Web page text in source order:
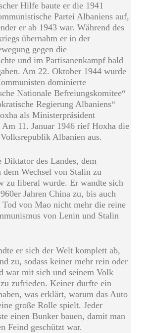
Hilfe baute er die 1941
Partei Albaniens auf,
er ab 1943 war. Während des
übernahm er in der
gegen die
und im Partisanenkampf bald
Am 22. Oktober 1944 wurde
dominierte
Nationale Befreiungskomitee“
Regierung Albaniens“
als Ministerpräsident
11. Januar 1946 rief Hoxha die
Albanien aus.
Diktator des Landes, dem
dem Wechsel von Stalin zu
zu liberal wurde. Er wandte sich
Jahren China zu, bis auch
Tod von Mao nicht mehr die reine
von Lenin und Stalin
er sich der Welt komplett ab,
zu, sodass keiner mehr rein oder
war mit sich und seinem Volk
zufrieden. Keiner durfte ein
was erklärt, warum das Auto
große Rolle spielt. Jeder
einen Bunker bauen, damit man
Feind geschützt war.